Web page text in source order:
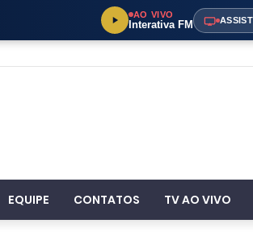
AO VIVO
Interativa FM
EQUIPE CONTATOS TV AO VIVO